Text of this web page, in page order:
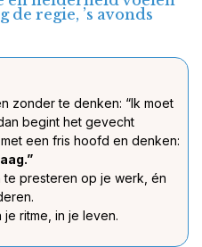
de regie, ’s avonds
zonder te denken: “Ik moet
begint het gevecht
een fris hoofd en denken:
presteren op je werk, én
ritme, in je leven.